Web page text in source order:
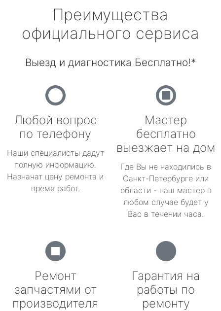
Преимущества
официального сервиса
Выезд и диагностика Бесплатно!*
Любой вопрос
по телефону
Наши специалисты дадут
полную информацию.
Назначат цену ремонта и
время работ.
Мастер
бесплатно
выезжает на дом
Где Вы не находились в
Санкт-Петербурге или
области - наш мастер в
любом случае будет у
Вас в течении часа.
Ремонт
запчастями от
производителя
Гарантия на
работы по
ремонту